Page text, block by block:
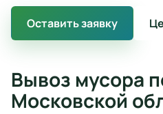
Оставить заявку
Вывоз мусора
Московской